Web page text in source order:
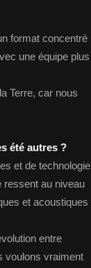
format concentré
une équipe plus
Terre, car nous
été autres ?
et de technologie
ressent au niveau
et acoustiques
entre
voulons vraiment